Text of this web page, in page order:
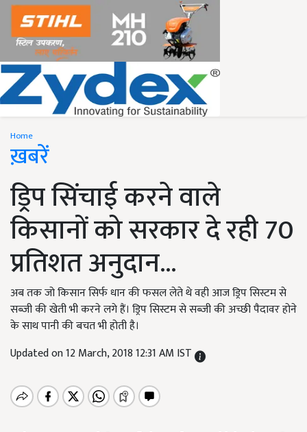
Home
ख़बरें
ड्रिप सिंचाई करने वाले
किसानों को सरकार दे रही 70
प्रतिशत अनुदान...
अब तक जो किसान सिर्फ धान की फसल लेते थे वही आज ड्रिप सिस्टम से
सब्जी की खेती भी करने लगे हैं। ड्रिप सिस्टम से सब्जी की अच्छी पैदावर होने
के साथ पानी की बचत भी होती है।
Updated on 12 March, 2018 12:31 AM IST